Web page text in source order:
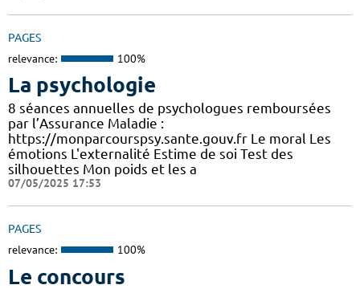
PAGES
relevance: 100%
La psychologie
8 séances annuelles de psychologues remboursées
par l’Assurance Maladie :
https://monparcourspsy.sante.gouv.fr Le moral Les
émotions L'externalité Estime de soi Test des
silhouettes Mon poids et les a
07/05/2025 17:53
PAGES
relevance: 100%
Le concours